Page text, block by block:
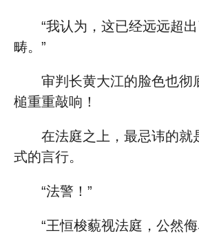
“我认为，这已经远远超
畴。”
审判长黄大江的脸色也彻
槌重重敲响！
在法庭之上，最忌讳的就
式的言行。
“法警！”
“王恒梭藐视法庭，公然